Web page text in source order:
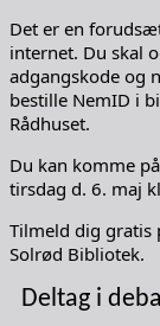
Det er en
internet. Du skal
adgangskode og
bestille NemID i
Rådhuset.
Du kan komme
tirsdag d. 6. maj
Tilmeld dig gratis
Solrød Bibliotek.
Deltag i